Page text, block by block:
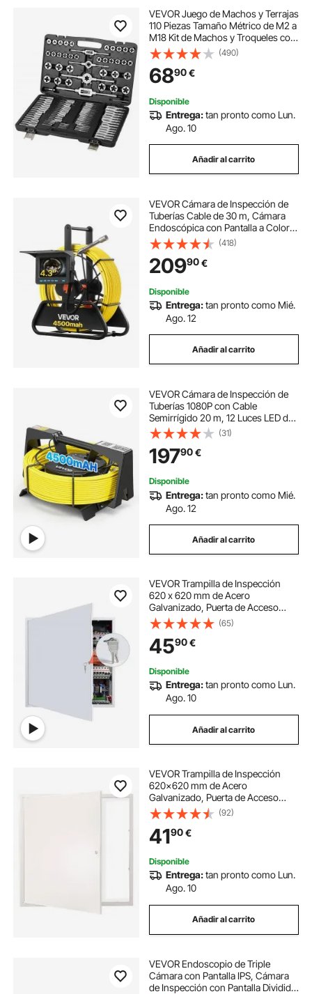
VEVOR Juego de Machos y Terrajas
110 Piezas Tamaño Métrico de M2 a
M18 Kit de Machos y Troqueles con
Maletín de Transporte Portátil
Herramientas para Construcción
Reparación de Automóvil
Fontanería
(490)
6890€
Disponible
Entrega:tan pronto como Lun.
Ago. 10
Añadir al carrito
VEVOR Cámara de Inspección de
Tuberías Cable de 30 m, Cámara
Endoscópica con Pantalla a Color,
Resistente al Agua IP68, con 6 LED,
Tarjeta de 16 GB, Batería de 4500
mAh, para Alcantarillado Fontanería
(418)
20990€
Disponible
Entrega:tan pronto como Mié.
Ago. 12
Añadir al carrito
VEVOR Cámara de Inspección de
Tuberías 1080P con Cable
Semirrígido 20 m, 12 Luces LED de
3 Niveles, Cámara de Inspección
Endoscópica, WiFi Inalámbrica,
Batería 4500 mAh para
Alcantarillado Fontanería
(31)
19790€
Disponible
Entrega:tan pronto como Mié.
Ago. 12
Añadir al carrito
VEVOR Trampilla de Inspección
620 x 620 mm de Acero
Galvanizado, Puerta de Acceso
para Paneles de Yeso, con Llaves,
para Instalación de Fontanería y
Electricidad en Techos, Total de
640 x 640 mm
(65)
4590€
Disponible
Entrega:tan pronto como Lun.
Ago. 10
Añadir al carrito
VEVOR Trampilla de Inspección
620x620 mm de Acero
Galvanizado, Puerta de Acceso
para Paneles de Yeso, con Pestillo
de Destornillador, para Instalación
de Fontanería y Electricidad en
Techos, Blanco
(92)
4190€
Disponible
Entrega:tan pronto como Lun.
Ago. 10
Añadir al carrito
VEVOR Endoscopio de Triple
Cámara con Pantalla IPS, Cámara
de Inspección con Pantalla Dividida,